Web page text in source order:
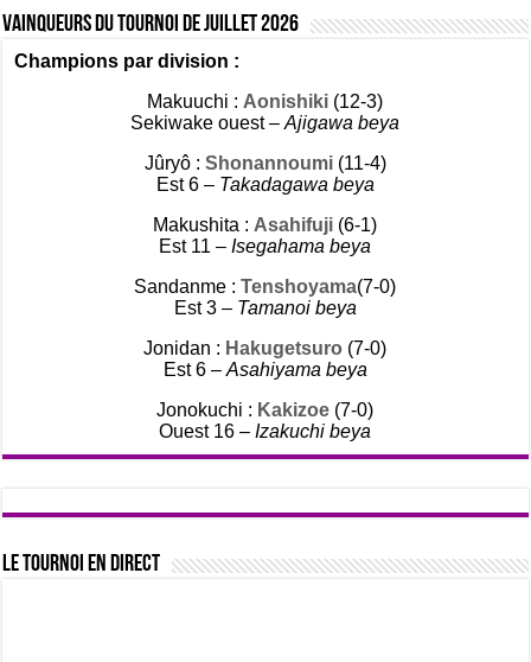
Vainqueurs du tournoi de Juillet 2026
Champions par division :
Makuuchi : Aonishiki (12-3)
Sekiwake ouest –Ajigawa beya
Jûryô : Shonannoumi (11-4)
Est 6 – Takadagawa beya
Makushita : Asahifuji (6-1)
Est 11 –Isegahama beya
Sandanme :Tenshoyama(7-0)
Est 3 – Tamanoi beya
Jonidan : Hakugetsuro (7-0)
Est 6 – Asahiyama beya
Jonokuchi : Kakizoe (7-0)
Ouest 16 –Izakuchi beya
Le tournoi en direct